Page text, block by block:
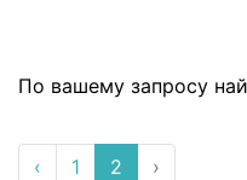
По вашему запросу
‹ 1 2 ›